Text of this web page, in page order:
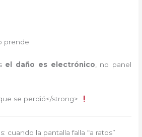
prende
el daño es electrónico, no panel
se perdió</strong>
cuando la pantalla falla “a ratos”